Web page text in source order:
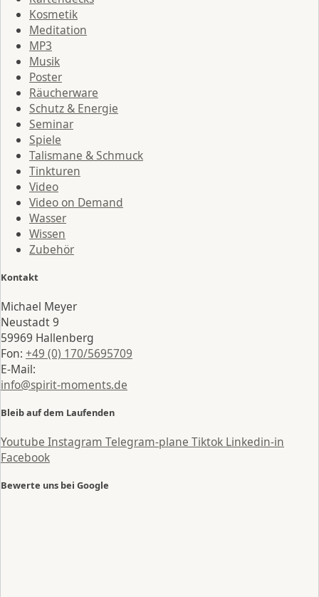
Kosmetik
Meditation
MP3
Musik
Poster
Räucherware
Schutz & Energie
Seminar
Spiele
Talismane & Schmuck
Tinkturen
Video
Video on Demand
Wasser
Wissen
Zubehör
Kontakt
Michael Meyer
Neustadt 9
59969 Hallenberg
Fon: +49 (0) 170/5695709
E-Mail:
info@spirit-moments.de
Bleib auf dem Laufenden
Youtube Instagram Telegram-plane Tiktok Linkedin-in
Facebook
Bewerte uns bei Google